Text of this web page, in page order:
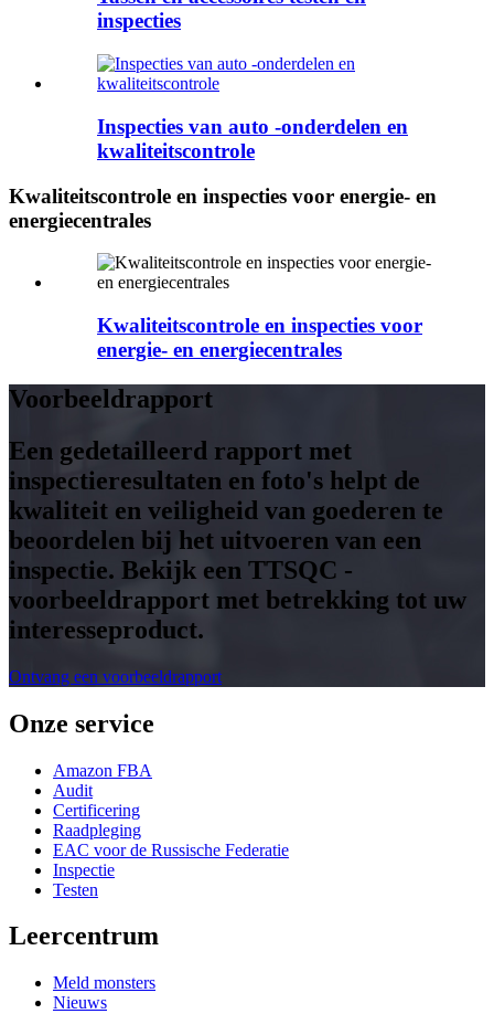
inspecties
Inspecties van auto -onderdelen en
kwaliteitscontrole
Kwaliteitscontrole en inspecties voor energie- en
energiecentrales
Kwaliteitscontrole en inspecties voor
energie- en energiecentrales
Voorbeeldrapport
Een gedetailleerd rapport met
inspectieresultaten en foto's helpt de
kwaliteit en veiligheid van goederen te
beoordelen bij het uitvoeren van een
inspectie. Bekijk een TTSQC -
voorbeeldrapport met betrekking tot uw
interesseproduct.
Ontvang een voorbeeldrapport
Onze service
Amazon FBA
Audit
Certificering
Raadpleging
EAC voor de Russische Federatie
Inspectie
Testen
Leercentrum
Meld monsters
Nieuws